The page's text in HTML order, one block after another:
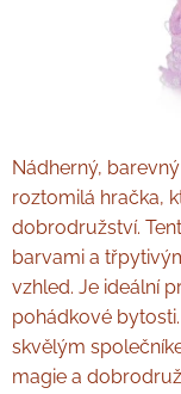
Nádherný,
roztomilá hračka,
dobrodružství.
barvami a
vzhled. Je ideální
pohádkové
skvělým
magie a